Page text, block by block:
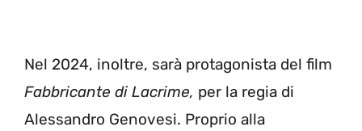
Nel 2024, inoltre, sarà protagonista del film
Fabbricante di Lacrime, per la regia di
Alessandro Genovesi. Proprio alla